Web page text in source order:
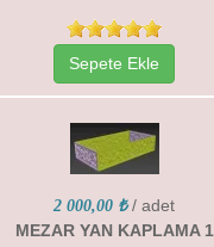
Sepete Ekle
2 000,00 ₺ / adet
MEZAR YAN KAPLAMA 1